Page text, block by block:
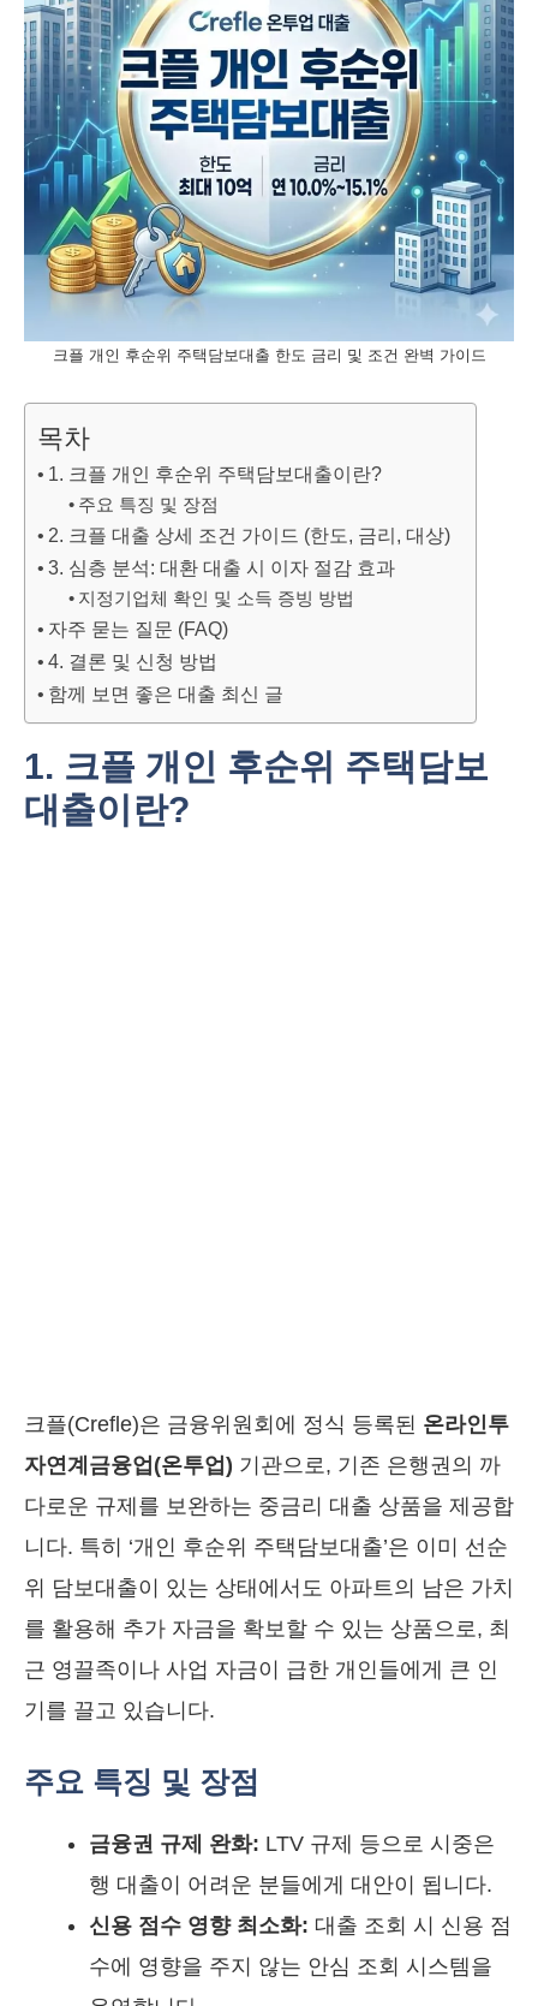
크플 개인 후순위 주택담보대출 한도 금리 및 조건 완벽 가이드
목차
1. 크플 개인 후순위 주택담보대출이란?
주요 특징 및 장점
2. 크플 대출 상세 조건 가이드 (한도, 금리, 대상)
3. 심층 분석: 대환 대출 시 이자 절감 효과
지정기업체 확인 및 소득 증빙 방법
자주 묻는 질문 (FAQ)
4. 결론 및 신청 방법
함께 보면 좋은 대출 최신 글
1. 크플 개인 후순위 주택담보
대출이란?
크플(Crefle)은 금융위원회에 정식 등록된 온라인투
자연계금융업(온투업) 기관으로, 기존 은행권의 까
다로운 규제를 보완하는 중금리 대출 상품을 제공합
니다. 특히 ‘개인 후순위 주택담보대출’은 이미 선순
위 담보대출이 있는 상태에서도 아파트의 남은 가치
를 활용해 추가 자금을 확보할 수 있는 상품으로, 최
근 영끌족이나 사업 자금이 급한 개인들에게 큰 인
기를 끌고 있습니다.
주요 특징 및 장점
금융권 규제 완화: LTV 규제 등으로 시중은
행 대출이 어려운 분들에게 대안이 됩니다.
신용 점수 영향 최소화: 대출 조회 시 신용 점
수에 영향을 주지 않는 안심 조회 시스템을